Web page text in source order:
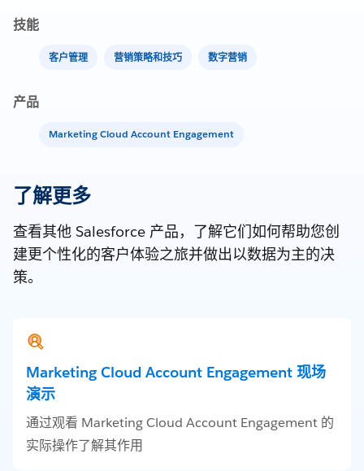
技能
客户管理 营销策略和技巧 数字营销
产品
Marketing Cloud Account Engagement
了解更多
查看其他 Salesforce 产品，了解它们如何帮助您创
建更个性化的客户体验之旅并做出以数据为主的决
策。
Marketing Cloud Account Engagement 现场
演示
通过观看 Marketing Cloud Account Engagement 的
实际操作了解其作用